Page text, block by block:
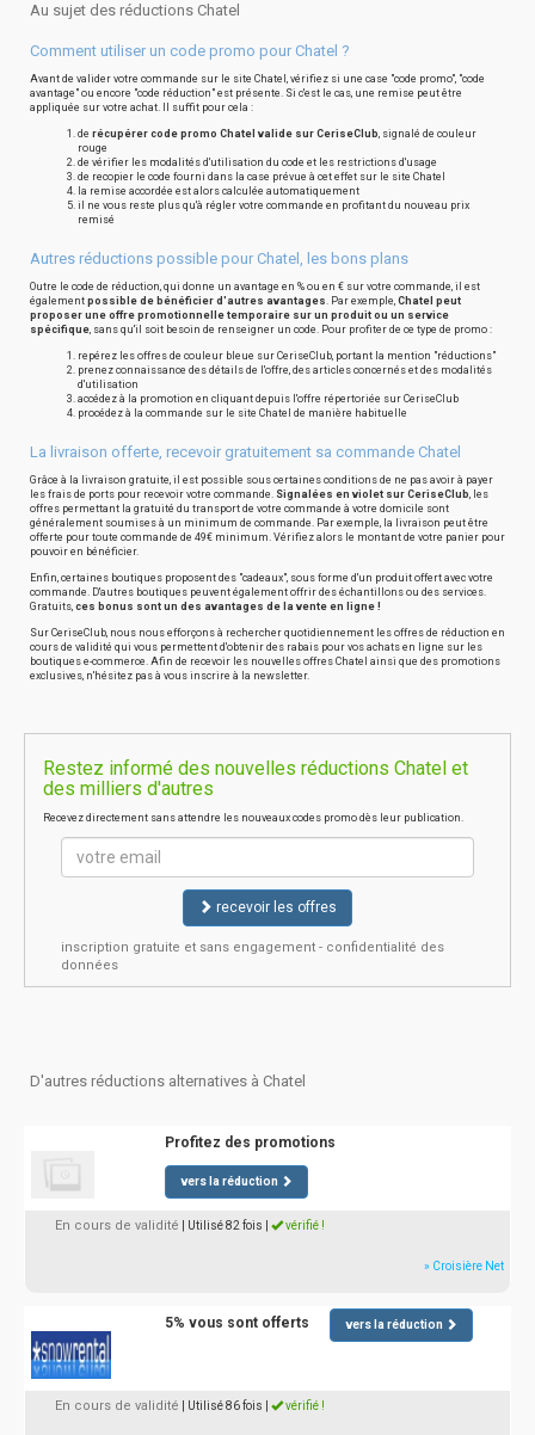
Au sujet des réductions Chatel
Comment utiliser un code promo pour Chatel ?
Avant de valider votre commande sur le site Chatel, vérifiez si une case "code promo", "code
avantage" ou encore "code réduction" est présente. Si c'est le cas, une remise peut être
appliquée sur votre achat. Il suffit pour cela :
de récupérer code promo Chatel valide sur CeriseClub, signalé de couleur
rouge
de vérifier les modalités d'utilisation du code et les restrictions d'usage
de recopier le code fourni dans la case prévue à cet effet sur le site Chatel
la remise accordée est alors calculée automatiquement
il ne vous reste plus qu'à régler votre commande en profitant du nouveau prix
remisé
Autres réductions possible pour Chatel, les bons plans
Outre le code de réduction, qui donne un avantage en % ou en € sur votre commande, il est
également possible de bénéficier d'autres avantages. Par exemple, Chatel peut
proposer une offre promotionnelle temporaire sur un produit ou un service
spécifique, sans qu'il soit besoin de renseigner un code. Pour profiter de ce type de promo :
repérez les offres de couleur bleue sur CeriseClub, portant la mention "réductions"
prenez connaissance des détails de l'offre, des articles concernés et des modalités
d'utilisation
accédez à la promotion en cliquant depuis l'offre répertoriée sur CeriseClub
procédez à la commande sur le site Chatel de manière habituelle
La livraison offerte, recevoir gratuitement sa commande Chatel
Grâce à la livraison gratuite, il est possible sous certaines conditions de ne pas avoir à payer
les frais de ports pour recevoir votre commande. Signalées en violet sur CeriseClub, les
offres permettant la gratuité du transport de votre commande à votre domicile sont
généralement soumises à un minimum de commande. Par exemple, la livraison peut être
offerte pour toute commande de 49€ minimum. Vérifiez alors le montant de votre panier pour
pouvoir en bénéficier.
Enfin, certaines boutiques proposent des "cadeaux", sous forme d'un produit offert avec votre
commande. D'autres boutiques peuvent également offrir des échantillons ou des services.
Gratuits, ces bonus sont un des avantages de la vente en ligne !
Sur CeriseClub, nous nous efforçons à rechercher quotidiennement les offres de réduction en
cours de validité qui vous permettent d'obtenir des rabais pour vos achats en ligne sur les
boutiques e-commerce. Afin de recevoir les nouvelles offres Chatel ainsi que des promotions
exclusives, n'hésitez pas à vous inscrire à la newsletter.
Restez informé des nouvelles réductions Chatel et
des milliers d'autres
Recevez directement sans attendre les nouveaux codes promo dès leur publication.
recevoir les offres
inscription gratuite et sans engagement - confidentialité des
données
D'autres réductions alternatives à Chatel
Profitez des promotions
vers la réduction
En cours de validité | Utilisé 82 fois vérifié !
» Croisière Net
5% vous sont offerts vers la réduction
En cours de validité | Utilisé 86 fois vérifié !